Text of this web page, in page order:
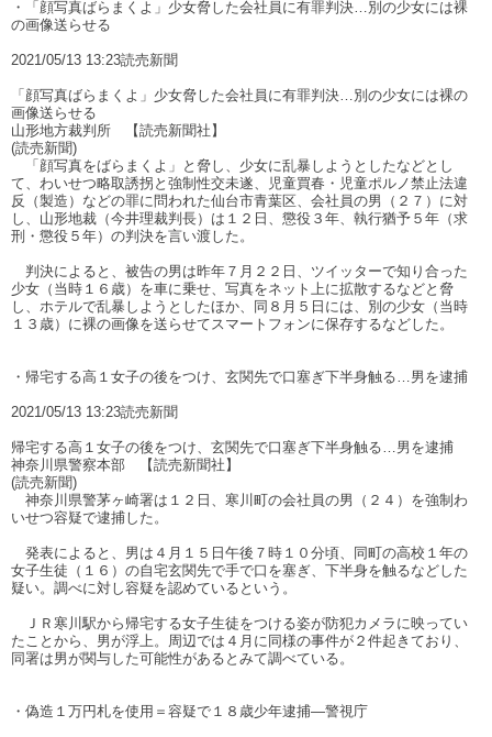
・「顔写真ばらまくよ」少女脅した会社員に有罪判決…別の少女には裸
の画像送らせる
2021/05/13 13:23読売新聞
「顔写真ばらまくよ」少女脅した会社員に有罪判決…別の少女には裸の
画像送らせる
山形地方裁判所 【読売新聞社】
(読売新聞)
「顔写真をばらまくよ」と脅し、少女に乱暴しようとしたなどとし
て、わいせつ略取誘拐と強制性交未遂、児童買春・児童ポルノ禁止法違
反（製造）などの罪に問われた仙台市青葉区、会社員の男（２７）に対
し、山形地裁（今井理裁判長）は１２日、懲役３年、執行猶予５年（求
刑・懲役５年）の判決を言い渡した。
判決によると、被告の男は昨年７月２２日、ツイッターで知り合った
少女（当時１６歳）を車に乗せ、写真をネット上に拡散するなどと脅
し、ホテルで乱暴しようとしたほか、同８月５日には、別の少女（当時
１３歳）に裸の画像を送らせてスマートフォンに保存するなどした。
・帰宅する高１女子の後をつけ、玄関先で口塞ぎ下半身触る…男を逮捕
2021/05/13 13:23読売新聞
帰宅する高１女子の後をつけ、玄関先で口塞ぎ下半身触る…男を逮捕
神奈川県警察本部 【読売新聞社】
(読売新聞)
神奈川県警茅ヶ崎署は１２日、寒川町の会社員の男（２４）を強制わ
いせつ容疑で逮捕した。
発表によると、男は４月１５日午後７時１０分頃、同町の高校１年の
女子生徒（１６）の自宅玄関先で手で口を塞ぎ、下半身を触るなどした
疑い。調べに対し容疑を認めているという。
ＪＲ寒川駅から帰宅する女子生徒をつける姿が防犯カメラに映ってい
たことから、男が浮上。周辺では４月に同様の事件が２件起きており、
同署は男が関与した可能性があるとみて調べている。
・偽造１万円札を使用＝容疑で１８歳少年逮捕―警視庁